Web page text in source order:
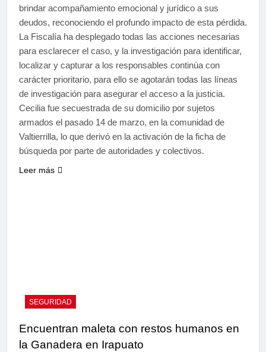
brindar acompañamiento emocional y jurídico a sus
deudos, reconociendo el profundo impacto de esta pérdida.
La Fiscalía ha desplegado todas las acciones necesarias
para esclarecer el caso, y la investigación para identificar,
localizar y capturar a los responsables continúa con
carácter prioritario, para ello se agotarán todas las líneas
de investigación para asegurar el acceso a la justicia.
Cecilia fue secuestrada de su domicilio por sujetos
armados el pasado 14 de marzo, en la comunidad de
Valtierrilla, lo que derivó en la activación de la ficha de
búsqueda por parte de autoridades y colectivos.
Leer más
SEGURIDAD
Encuentran maleta con restos humanos en
la Ganadera en Irapuato